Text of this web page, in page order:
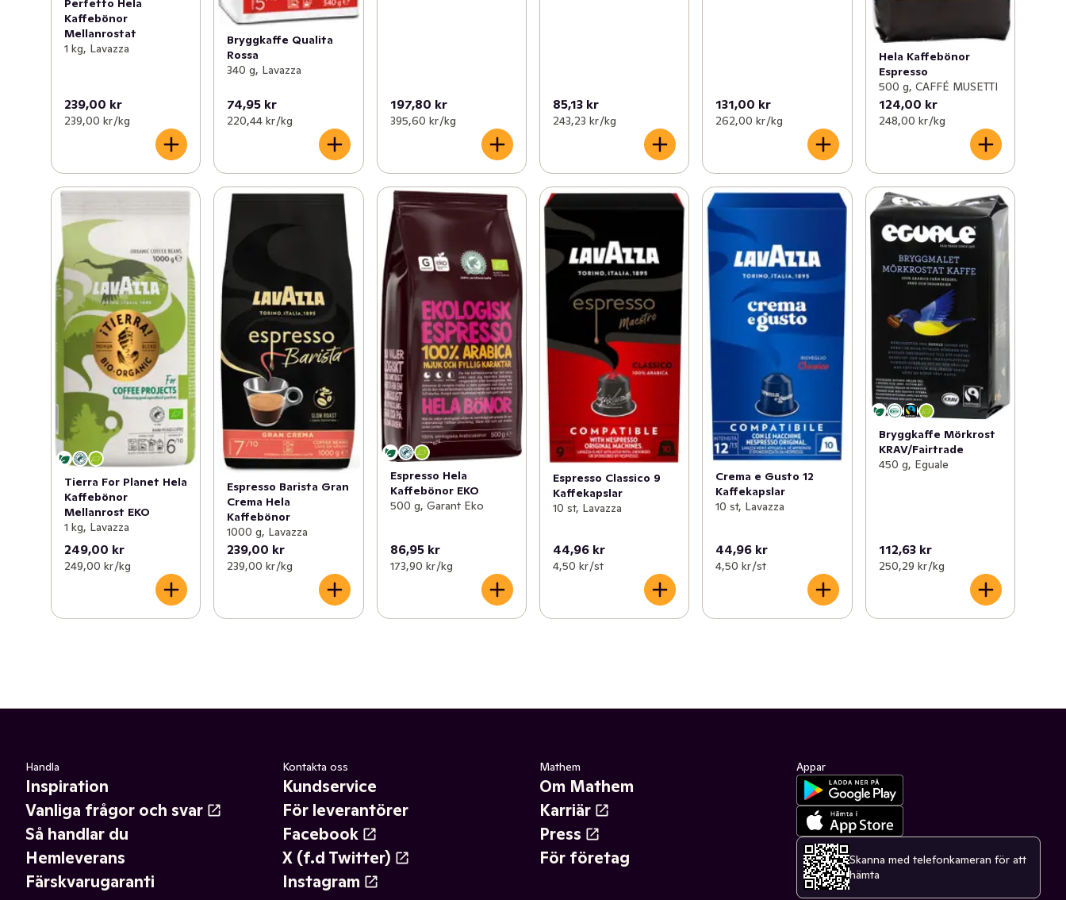
Perfetto Hela
Kaffebönor
Mellanrostat
1 kg, Lavazza
239,00 kr
239,00 kr /kg
Bryggkaffe Qualita
Rossa
340 g, Lavazza
74,95 kr
220,44 kr /kg
197,80 kr
395,60 kr /kg
85,13 kr
243,23 kr /kg
131,00 kr
262,00 kr /kg
Hela Kaffebönor
Espresso
500 g, CAFFÉ MUSETTI
124,00 kr
248,00 kr /kg
Tierra For Planet Hela
Kaffebönor
Mellanrost EKO
1 kg, Lavazza
249,00 kr
249,00 kr /kg
Espresso Barista Gran
Crema Hela
Kaffebönor
1000 g, Lavazza
239,00 kr
239,00 kr /kg
Espresso Hela
Kaffebönor EKO
500 g, Garant Eko
86,95 kr
173,90 kr /kg
Espresso Classico 9
Kaffekapslar
10 st, Lavazza
44,96 kr
4,50 kr /st
Crema e Gusto 12
Kaffekapslar
10 st, Lavazza
44,96 kr
4,50 kr /st
Bryggkaffe Mörkrost
KRAV/Fairtrade
450 g, Eguale
112,63 kr
250,29 kr /kg
Handla
Inspiration
Vanliga frågor och svar
Så handlar du
Hemleverans
Färskvarugaranti
Kontakta oss
Kundservice
För leverantörer
Facebook
X (f.d Twitter)
Instagram
Mathem
Om Mathem
Karriär
Press
För företag
Appar
Skanna med telefonkameran för att
hämta